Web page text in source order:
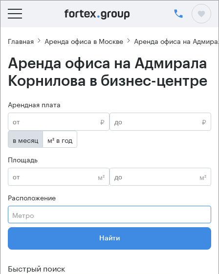
Главная Аренда офиса в Москве Аренда офиса на
Аренда офиса на Адмирала
Корнилова в бизнес-центре
Арендная плата
₽
₽
в месяц
м² в год
Площадь
м²
м²
Расположение
Метро
Найти
Быстрый поиск